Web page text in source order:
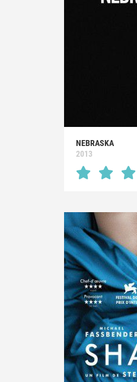
NEBRASKA
2013